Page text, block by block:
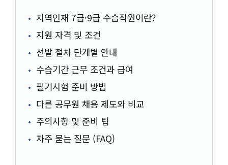
지역인재 7급·9급 수습직원이란?
지원 자격 및 조건
선발 절차 단계별 안내
수습기간 근무 조건과 급여
필기시험 준비 방법
다른 공무원 채용 제도와 비교
주의사항 및 준비 팁
자주 묻는 질문 (FAQ)